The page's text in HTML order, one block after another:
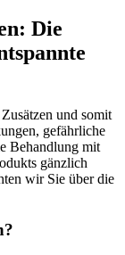
Die
und somit
gefährliche
Behandlung mit
gänzlich
wir Sie über die